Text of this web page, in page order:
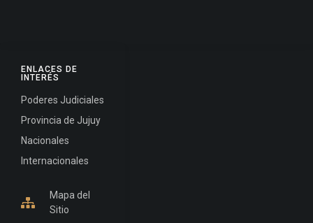
ENLACES DE
INTERÉS
Poderes Judiciales
Provincia de Jujuy
Nacionales
Internacionales
Mapa del
Sitio